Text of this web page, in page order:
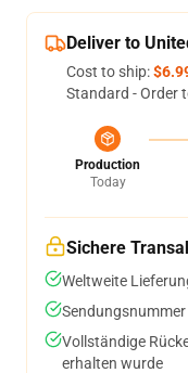
Deliver to
Cost to ship:
Standard - Order
Production
Today
Sichere
Weltweite
Vollständige
erhalten wurde